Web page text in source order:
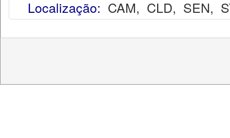
Localização: CAM, CLD, SEN,